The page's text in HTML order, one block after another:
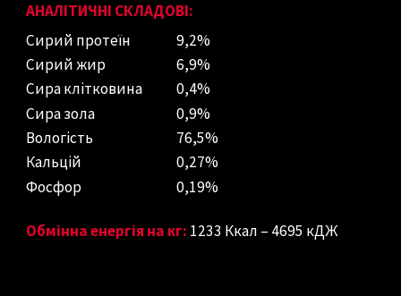
АНАЛІТИЧНІ СКЛАДОВІ:
Сирий протеїн
9,2%
Сирий жир
6,9%
Сира клітковина
0,4%
Сира зола
0,9%
Вологість
76,5%
Кальцій
0,27%
Фосфор
0,19%
Обмінна енергія на кг: 1233 Ккал – 4695 кДЖ